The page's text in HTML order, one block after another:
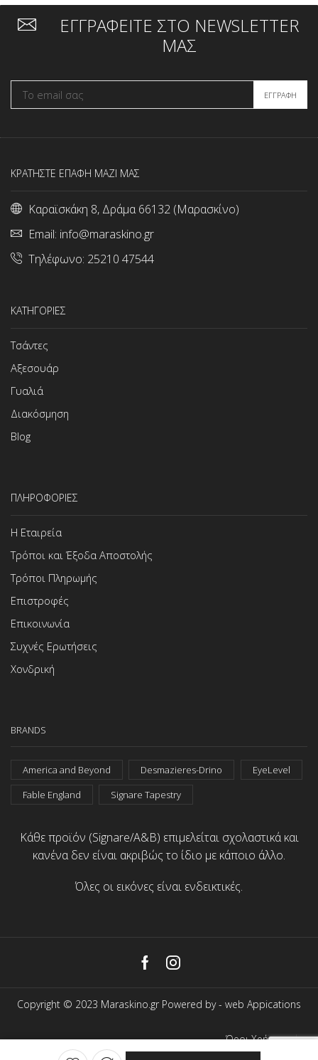
ΕΓΓΡΑΦΕΙΤΕ ΣΤΟ NEWSLETTER
ΜΑΣ
ΚΡΑΤΗΣΤΕ ΕΠΑΦΗ ΜΑΖΙ ΜΑΣ
Καραϊσκάκη 8, Δράμα 66132 (Μαρασκίνο)
Email: info@maraskino.gr
Τηλέφωνο: 25210 47544
ΚΑΤΗΓΟΡΙΕΣ
Τσάντες
Αξεσουάρ
Γυαλιά
Διακόσμηση
Blog
ΠΛΗΡΟΦΟΡΙΕΣ
Η Εταιρεία
Τρόποι και Έξοδα Αποστολής
Τρόποι Πληρωμής
Επιστροφές
Επικοινωνία
Συχνές Ερωτήσεις
Χονδρική
BRANDS
America and Beyond Desmazieres-Drino
EyeLevel
Fable England
Signare Tapestry
Κάθε προϊόν (Signare/A&B) επιμελείται σχολαστικά και
κανένα δεν είναι ακριβώς το ίδιο με κάποιο άλλο.
Όλες οι εικόνες είναι ενδεικτικές.
FacebookInstagram
Copyright © 2023 Maraskino.gr Powered by - web Appications
Όροι Χρήσης
Προσωπικά Δεδομένα